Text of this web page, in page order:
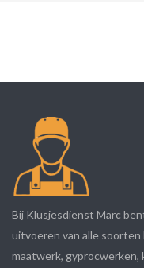
Bij Klusjesdienst Marc
uitvoeren van alle
maatwerk, gyprocwerken,